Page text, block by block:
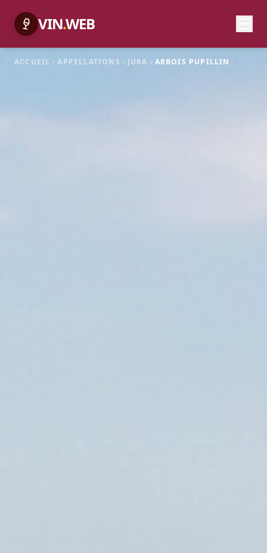
VIN.WEB
ACCUEIL APPELLATIONS JURA ARBOIS PUPILLIN